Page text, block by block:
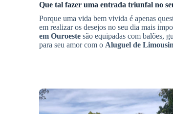
Que tal fazer uma entrada triunfal no
Porque uma vida bem vivida é apenas
em realizar os desejos no seu dia mais
em Ouroeste são equipadas com balões,
para seu amor com o Aluguel de